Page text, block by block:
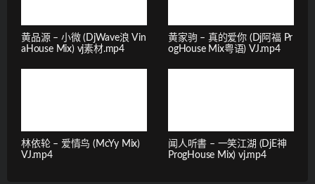
黄品源 – 小微 (DjWave浪 Vin
aHouse Mix) vj素材.mp4
黄家驹 – 真的爱你 (Dj阿福 Pr
ogHouse Mix粤语) VJ.mp4
林依轮 – 爱情鸟 (McYy Mix)
VJ.mp4
闻人听書 – 一笑江湖 (DjE神
ProgHouse Mix) vj.mp4